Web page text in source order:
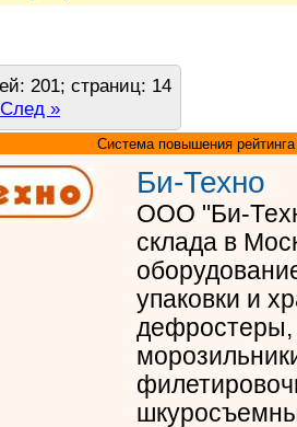
201; страниц: 14
След »
Система повышения рейтинга
Би-Техно
ООО "Би-
склада в
упаковки и